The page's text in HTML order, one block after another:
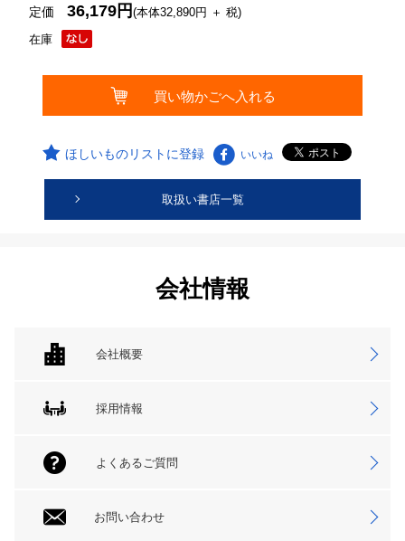
在庫
定価36,179円(本体32,890円 ＋ 税)
ほしいものリストに登録 いいね
取扱い書店一覧
会社情報
会社概要
採用情報
よくあるご質問
お問い合わせ